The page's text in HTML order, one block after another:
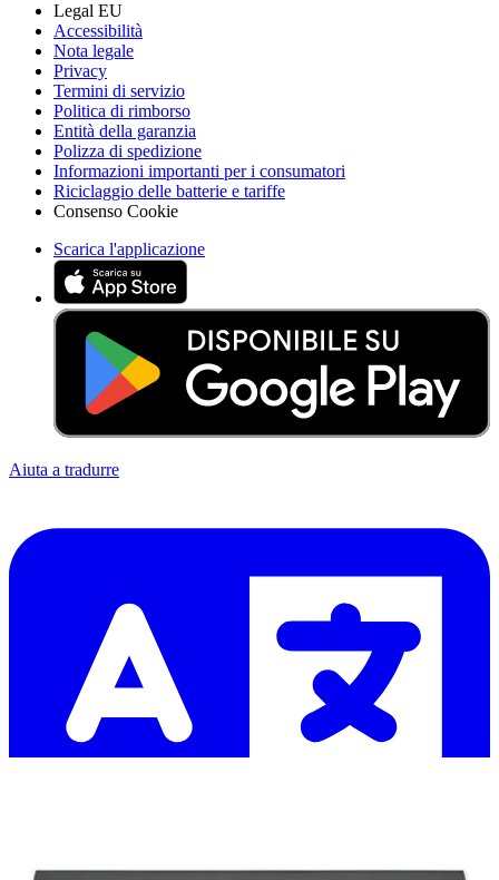
Legal EU
Accessibilità
Nota legale
Privacy
Termini di servizio
Politica di rimborso
Entità della garanzia
Polizza di spedizione
Informazioni importanti per i consumatori
Riciclaggio delle batterie e tariffe
Consenso Cookie
Scarica l'applicazione
Aiuta a tradurre